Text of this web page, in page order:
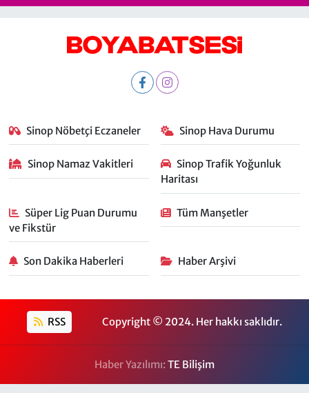
Sinop Nöbetçi Eczaneler Sinop Hava Durumu
Sinop Namaz Vakitleri
Sinop Trafik Yoğunluk
Haritası
Süper Lig Puan Durumu
ve Fikstür
Tüm Manşetler
Son Dakika Haberleri Haber Arşivi
RSS Copyright © 2024. Her hakkı saklıdır.
Haber Yazılımı:TE Bilişim